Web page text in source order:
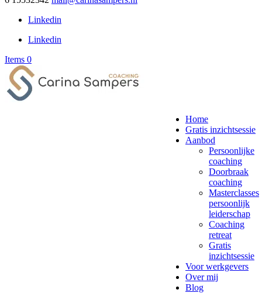
Linkedin
Linkedin
Items 0
Home
Gratis inzichtsessie
Aanbod
Persoonlijke
coaching
Doorbraak
coaching
Masterclasses
persoonlijk
leiderschap
Coaching
retreat
Gratis
inzichtsessie
Voor werkgevers
Over mij
Blog